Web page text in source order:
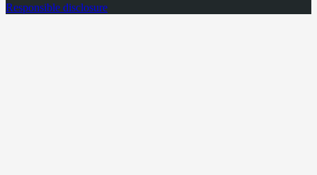
Responsible disclosure